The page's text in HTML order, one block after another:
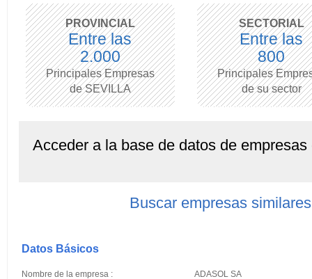
PROVINCIAL
Entre las
2.000
Principales Empresas
de SEVILLA
SECTORIAL
Entre las
800
Principales
de su sector
Acceder a la base de datos de
Buscar empresas
Datos Básicos
Nombre de la empresa : ADASOL SA